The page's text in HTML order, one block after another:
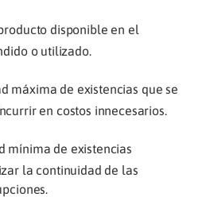
disponible en el
o utilizado.
máxima de existencias que se
en costos innecesarios.
mínima de existencias
la continuidad de las